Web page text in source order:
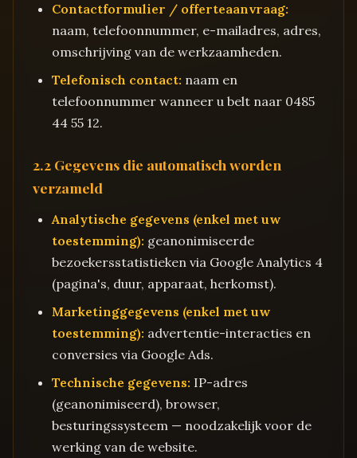
Contactformulier / offerteaanvraag:
naam, telefoonnummer, e-mailadres, adres,
omschrijving van de werkzaamheden.
Telefonisch contact: naam en
telefoonnummer wanneer u belt naar 0485
44 55 12.
2.2 Gegevens die automatisch worden
verzameld
Analytische gegevens (enkel met uw
toestemming): geanonimiseerde
bezoekersstatistieken via Google Analytics 4
(pagina's, duur, apparaat, herkomst).
Marketinggegevens (enkel met uw
toestemming): advertentie-interacties en
conversies via Google Ads.
Technische gegevens: IP-adres
(geanonimiseerd), browser,
besturingssysteem — noodzakelijk voor de
werking van de website.